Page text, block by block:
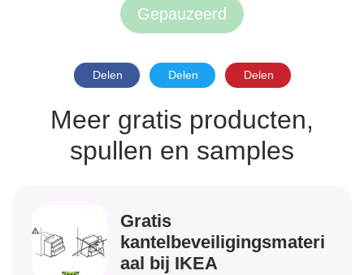
Gepauzeerd
Delen Delen Delen
Meer gratis producten,
spullen en samples
Gratis
kantelbeveiligingsmateri
aal bij IKEA